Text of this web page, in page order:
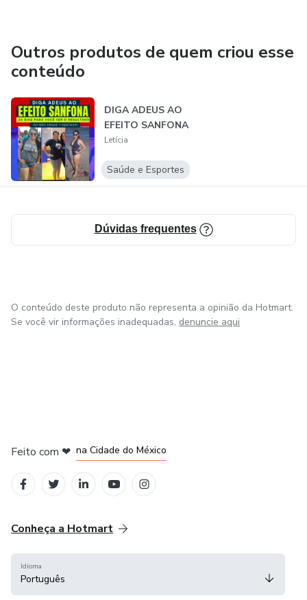
Outros produtos de quem criou esse
conteúdo
DIGA ADEUS AO
EFEITO SANFONA
Letícia
Saúde e Esportes
Dúvidas frequentes
O conteúdo deste produto não representa a opinião da Hotmart.
Se você vir informações inadequadas, denuncie aqui
Feito com ❤ na Cidade do México
Conheça a Hotmart
Idioma
Português